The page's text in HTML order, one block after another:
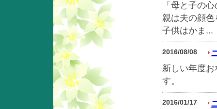
「母と子の
親は夫の顔
子供はかま...
2016/08/08
新しい年度
す。
2016/01/17